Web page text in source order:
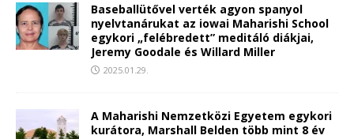
Baseballütővel verték agyon spanyol
nyelvtanárukat az iowai Maharishi School
egykori „felébredett” meditáló diákjai,
Jeremy Goodale és Willard Miller
2025.01.29.
A Maharishi Nemzetközi Egyetem egykori
kurátora, Marshall Belden több mint 8 év